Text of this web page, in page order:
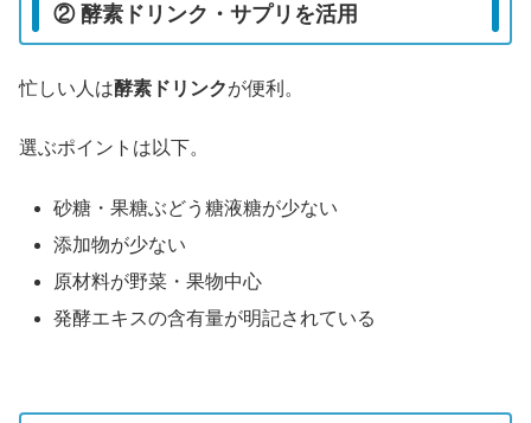
② 酵素ドリンク・サプリを活用
忙しい人は酵素ドリンクが便利。
選ぶポイントは以下。
砂糖・果糖ぶどう糖液糖が少ない
添加物が少ない
原材料が野菜・果物中心
発酵エキスの含有量が明記されている